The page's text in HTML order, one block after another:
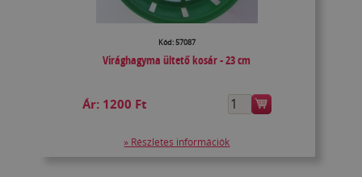
Kód: 57087
Virághagyma ültető kosár - 23 cm
Ár: 1200 Ft
» Részletes információk